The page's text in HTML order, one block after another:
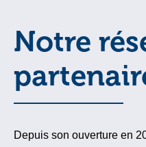
Notre
Depuis son ouverture en